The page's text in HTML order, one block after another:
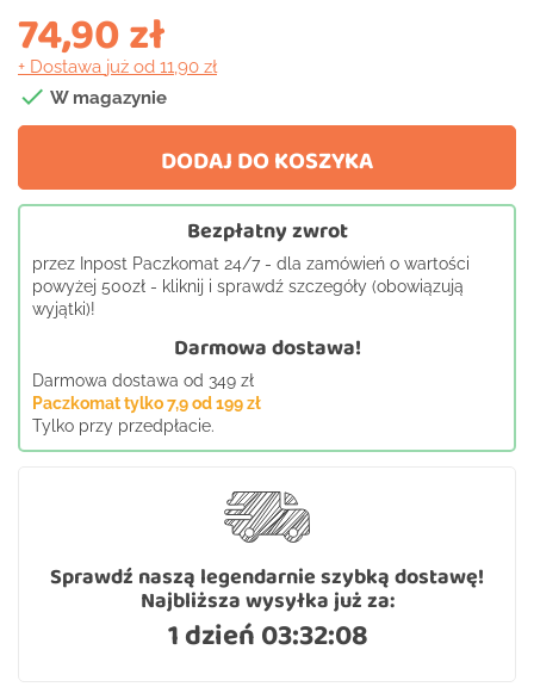
74,90 zł
+ Dostawa już od 11,90 zł
 W magazynie
DODAJ DO KOSZYKA
Bezpłatny zwrot
przez Inpost Paczkomat 24/7 - dla zamówień o wartości
powyżej 500zł - kliknij i sprawdź szczegóły (obowiązują
wyjątki)!
Darmowa dostawa!
Darmowa dostawa od 349 zł
Paczkomat tylko 7,9 od 199 zł
Tylko przy przedpłacie.
Sprawdź naszą legendarnie szybką dostawę!
Najbliższa wysyłka już za:
1 dzień 03:32:08